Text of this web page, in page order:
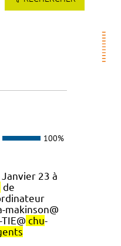
100%
23 à
de
makinson@
chu-